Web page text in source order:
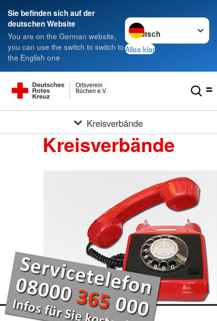
Sie befinden sich auf der
deutschen Website
You are on the German website,
you can use the switch to switch to
the English one
Sprache wechseln zu
Alles klar
Büchen e.V.
Ortsverein
Kreisverbände
Kreisverbände